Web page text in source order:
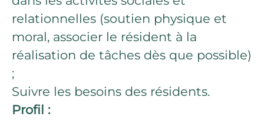
relationnelles (soutien physique et
moral, associer le résident à la
réalisation de tâches dès que possible)
;
Suivre les besoins des résidents.
Profil :